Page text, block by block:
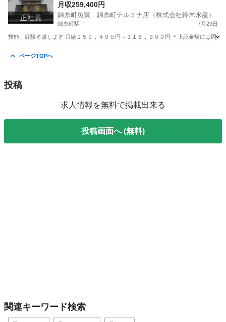
正社員
給与等考慮JR「錦糸町駅」より徒歩1分♪
月収259,400円
錦糸町魚寅 錦糸町テルミナ店（株式会社鈴木水産）
錦糸町駅 7月29日
技能、経験考慮します 月給２５９，４００円～３１６，３００円 ＊上記金額には固
ページTOPへ
投稿
求人情報を無料で掲載出来る
投稿画面へ (無料)
関連キーワード検索